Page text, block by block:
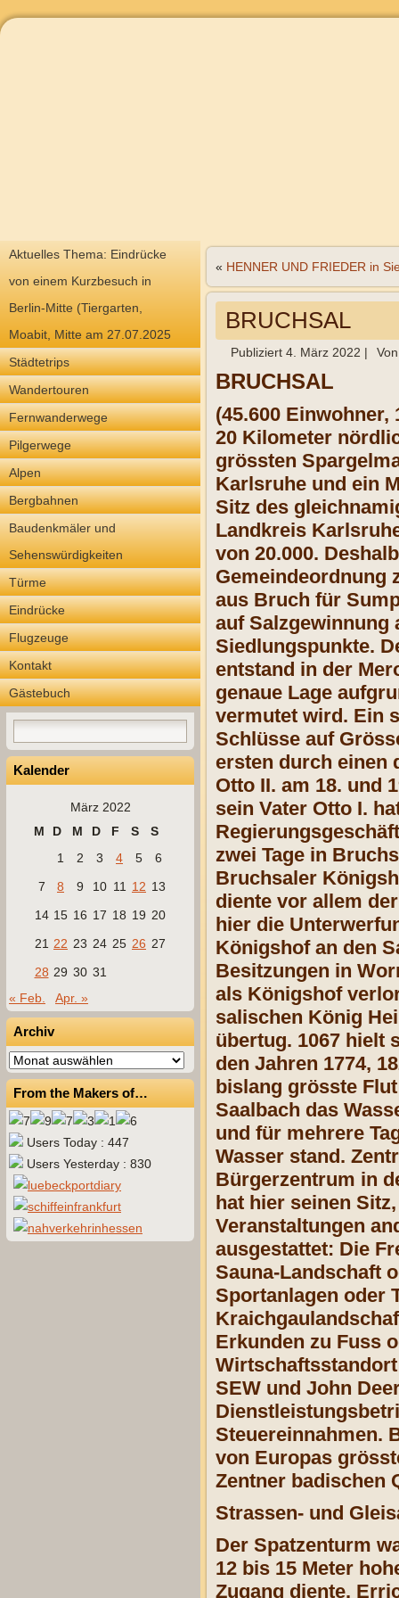
Aktuelles Thema: Eindrücke
von einem Kurzbesuch in
Berlin-Mitte (Tiergarten,
Moabit, Mitte am 27.07.2025
Städtetrips
Wandertouren
Fernwanderwege
Pilgerwege
Alpen
Bergbahnen
Baudenkmäler und
Sehenswürdigkeiten
Türme
Eindrücke
Flugzeuge
Kontakt
Gästebuch
Kalender
März 2022
M
D M D F S
S
1
2 3 4 5
6
7
8 9 10 11 12 13
14 15 16 17 18 19 20
21 22 23 24 25 26 27
28 29 30 31
« Feb.
Apr. »
Archiv
Archiv
From the Makers of…
Users Today : 447
Users Yesterday : 830
« HENNER UND FRIEDER in
BRUCHSAL
Publiziert 4. März 2022 | Von
BRUCHSAL
(45.600
20 Kilometer
grössten
Karlsruhe und ein
Sitz des
Landkreis
von 20.000.
Gemeindeordnung
aus Bruch für
auf Salzgewinnung
Siedlungspunkte.
entstand in der
genaue Lage
vermutet wird. Ein
Schlüsse auf
ersten durch einen
Otto II. am 18. und
sein Vater Otto I.
zwei Tage in
Bruchsaler
diente vor allem
hier die
Königshof an den
Besitzungen in
als Königshof
salischen König
übertug. 1067 hielt
den Jahren 1774,
bislang grösste
Saalbach das
und für mehrere
Wasser stand.
Bürgerzentrum in
hat hier seinen
Veranstaltungen
ausgestattet: Die
Sauna-Landschaft
Sportanlagen oder
Erkunden zu Fuss
SEW und John
Steuereinnahmen.
von Europas
Zentner badischen
Strassen- und
Der Spatzenturm
12 bis 15 Meter
Zugang diente.